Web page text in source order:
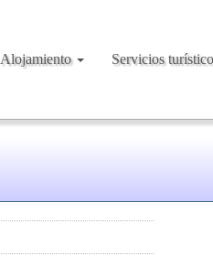
Alojamiento Servicios